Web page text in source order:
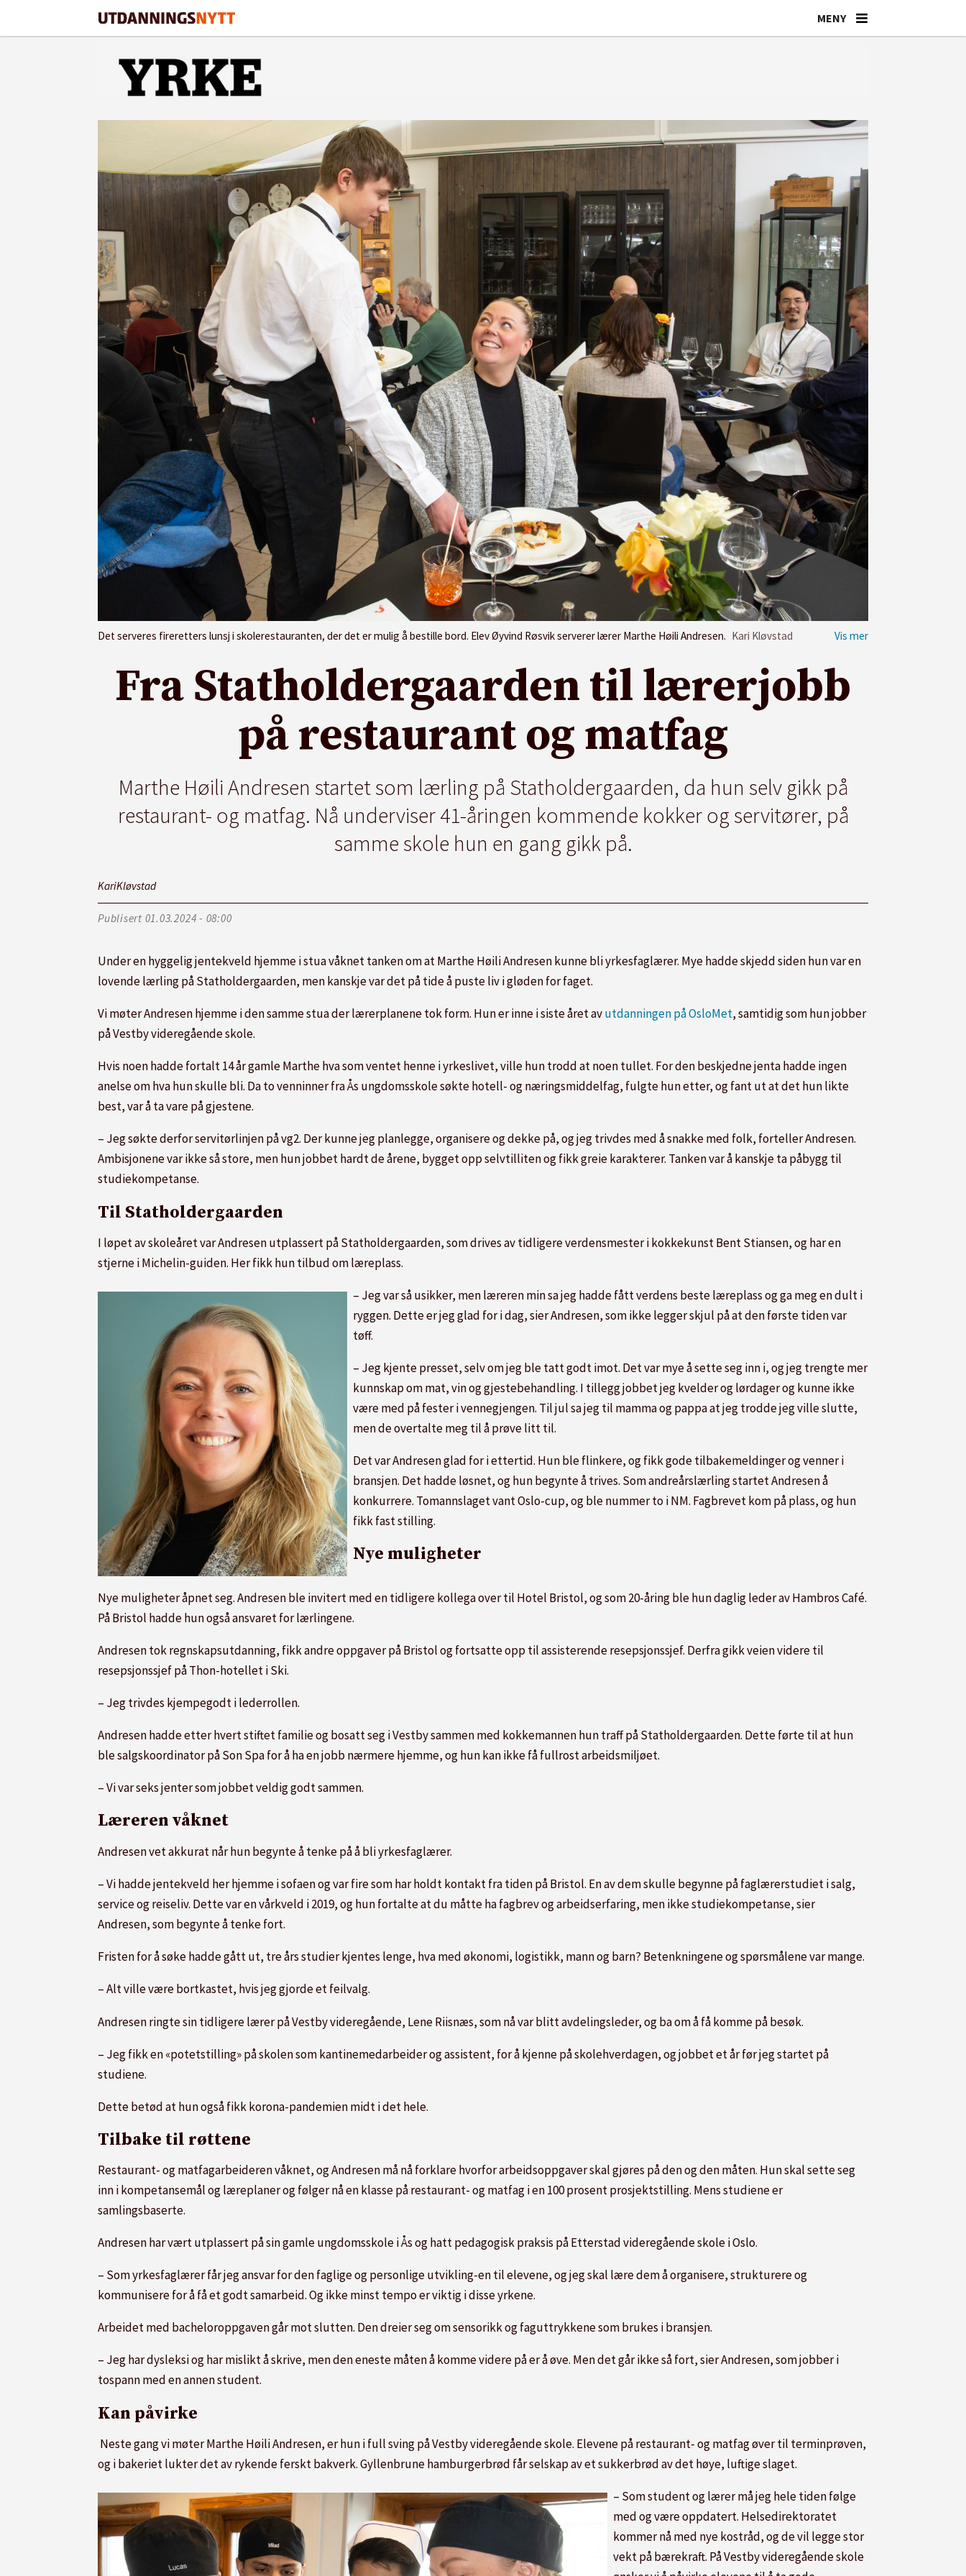
Det serveres fireretters lunsj i skolerestauranten, der det er mulig å bestille bord. Elev Øyvind Røsvik serverer lærer Marthe Høili Andresen. Kari Kløvstad
Fra Statholdergaarden til lærerjobb
på restaurant og matfag
Marthe Høili Andresen startet som lærling på Statholdergaarden, da hun selv gikk på
restaurant- og matfag. Nå underviser 41-åringen kommende kokker og servitører, på
samme skole hun en gang gikk på.
KariKløvstad
Publisert 01.03.2024 - 08:00
Under en hyggelig jentekveld hjemme i stua våknet tanken om at Marthe Høili Andresen kunne bli yrkesfaglærer. Mye hadde skjedd siden hun var en
lovende lærling på Statholdergaarden, men kanskje var det på tide å puste liv i gløden for faget.
Vi møter Andresen hjemme i den samme stua der lærerplanene tok form. Hun er inne i siste året avutdanningen på OsloMet, samtidig som hun jobber
på Vestby videregående skole.
Hvis noen hadde fortalt 14 år gamle Marthe hva som ventet henne i yrkeslivet, ville hun trodd at noen tullet. For den beskjedne jenta hadde ingen
anelse om hva hun skulle bli. Da to venninner fra Ås ungdomsskole søkte hotell- og næringsmiddelfag, fulgte hun etter, og fant ut at det hun likte
best, var å ta vare på gjestene.
– Jeg søkte derfor servitørlinjen på vg2. Der kunne jeg planlegge, organisere og dekke på, og jeg trivdes med å snakke med folk, forteller Andresen.
Ambisjonene var ikke så store, men hun jobbet hardt de årene, bygget opp selvtilliten og fikk greie karakterer. Tanken var å kanskje ta påbygg til
studiekompetanse.
Til Statholdergaarden
I løpet av skoleåret var Andresen utplassert på Statholdergaarden, som drives av tidligere verdensmester i kokkekunst Bent Stiansen, og har en
stjerne i Michelin-guiden. Her fikk hun tilbud om læreplass.
– Jeg var så usikker, men læreren min sa jeg hadde fått verdens beste læreplass og ga meg en dult i
ryggen. Dette er jeg glad for i dag, sier Andresen, som ikke legger skjul på at den første tiden var
tøff.
– Jeg kjente presset, selv om jeg ble tatt godt imot. Det var mye å sette seg inn i, og jeg trengte mer
kunnskap om mat, vin og gjestebehandling. I tillegg jobbet jeg kvelder og lørdager og kunne ikke
være med på fester i vennegjengen. Til jul sa jeg til mamma og pappa at jeg trodde jeg ville slutte,
men de overtalte meg til å prøve litt til.
Det var Andresen glad for i ettertid. Hun ble flinkere, og fikk gode tilbakemeldinger og venner i
bransjen. Det hadde løsnet, og hun begynte å trives. Som andreårslærling startet Andresen å
konkurrere. Tomannslaget vant Oslo-cup, og ble nummer to i NM. Fagbrevet kom på plass, og hun
fikk fast stilling.
Nye muligheter
Nye muligheter åpnet seg. Andresen ble invitert med en tidligere kollega over til Hotel Bristol, og som 20-åring ble hun daglig leder av Hambros Café.
På Bristol hadde hun også ansvaret for lærlingene.
Andresen tok regnskapsutdanning, fikk andre oppgaver på Bristol og fortsatte opp til assisterende resepsjonssjef. Derfra gikk veien videre til
resepsjonssjef på Thon-hotellet i Ski.
– Jeg trivdes kjempegodt i lederrollen.
Andresen hadde etter hvert stiftet familie og bosatt seg i Vestby sammen med kokkemannen hun traff på Statholdergaarden. Dette førte til at hun
ble salgskoordinator på Son Spa for å ha en jobb nærmere hjemme, og hun kan ikke få fullrost arbeidsmiljøet.
– Vi var seks jenter som jobbet veldig godt sammen.
Læreren våknet
Andresen vet akkurat når hun begynte å tenke på å bli yrkesfaglærer.
– Vi hadde jentekveld her hjemme i sofaen og var fire som har holdt kontakt fra tiden på Bristol. En av dem skulle begynne på faglærerstudiet i salg,
service og reiseliv. Dette var en vårkveld i 2019, og hun fortalte at du måtte ha fagbrev og arbeidserfaring, men ikke studiekompetanse, sier
Andresen, som begynte å tenke fort.
Fristen for å søke hadde gått ut, tre års studier kjentes lenge, hva med økonomi, logistikk, mann og barn? Betenkningene og spørsmålene var mange.
– Alt ville være bortkastet, hvis jeg gjorde et feilvalg.
Andresen ringte sin tidligere lærer på Vestby videregående, Lene Riisnæs, som nå var blitt avdelingsleder, og ba om å få komme på besøk.
– Jeg fikk en «potetstilling» på skolen som kantinemedarbeider og assistent, for å kjenne på skolehverdagen, og jobbet et år før jeg startet på
studiene.
Dette betød at hun også fikk korona-pandemien midt i det hele.
Tilbake til røttene
Restaurant- og matfagarbeideren våknet, og Andresen må nå forklare hvorfor arbeidsoppgaver skal gjøres på den og den måten. Hun skal sette seg
inn i kompetansemål og læreplaner og følger nå en klasse på restaurant- og matfag i en 100 prosent prosjektstilling. Mens studiene er
samlingsbaserte.
Andresen har vært utplassert på sin gamle ungdomsskole i Ås og hatt pedagogisk praksis på Etterstad videregående skole i Oslo.
– Som yrkesfaglærer får jeg ansvar for den faglige og personlige utvikling-en til elevene, og jeg skal lære dem å organisere, strukturere og
kommunisere for å få et godt samarbeid. Og ikke minst tempo er viktig i disse yrkene.
Arbeidet med bacheloroppgaven går mot slutten. Den dreier seg om sensorikk og faguttrykkene som brukes i bransjen.
– Jeg har dysleksi og har mislikt å skrive, men den eneste måten å komme videre på er å øve. Men det går ikke så fort, sier Andresen, som jobber i
tospann med en annen student.
Kan påvirke
Neste gang vi møter Marthe Høili Andresen, er hun i full sving på Vestby videregående skole. Elevene på restaurant- og matfag øver til terminprøven,
og i bakeriet lukter det av rykende ferskt bakverk. Gyllenbrune hamburgerbrød får selskap av et sukkerbrød av det høye, luftige slaget.
– Som student og lærer må jeg hele tiden følge
med og være oppdatert. Helsedirektoratet
kommer nå med nye kostråd, og de vil legge stor
vekt på bærekraft. På Vestby videregående skole